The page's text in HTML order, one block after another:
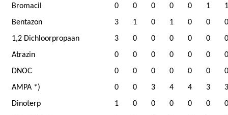
Bromacil
0 0 0 0 0 1
1
Bentazon
3 1 0 1 0 0
0
1,2 Dichloorpropaan
3 0 0 0 0 0
0
Atrazin
0 0 0 0 0 0
0
DNOC
0 0 0 0 0 0
0
AMPA *)
0 0 3 4 4 3
3
Dinoterp
1 0 0 0 0 0
0